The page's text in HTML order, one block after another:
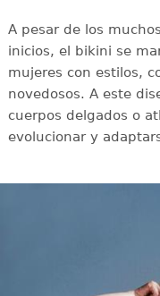
A pesar de los
inicios, el bikini se
mujeres con estilos,
novedosos. A este
cuerpos delgados o
evolucionar y